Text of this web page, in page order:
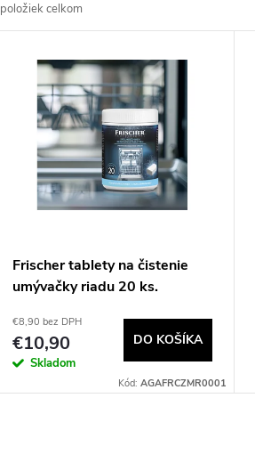
položiek celkom
Frischer tablety na čistenie
umývačky riadu 20 ks.
€8,90 bez DPH
€10,90
Skladom
DO KOŠÍKA
Kód:AGAFRCZMR0001